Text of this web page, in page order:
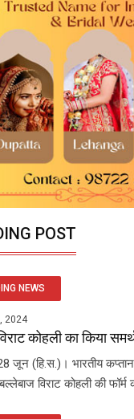
POST
NEWS
2024
कोहली का किया
जून (हि.स.)। भारतीय कप्तान
विराट कोहली की फॉर्म